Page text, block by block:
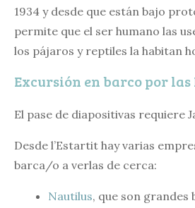
1934 y desde que están bajo
permite que el ser humano las
los pájaros y reptiles la habitan
Excursión en barco por las
El pase de diapositivas requiere
Desde l’Estartit hay varias
barca/o a verlas de cerca:
Nautilus, que son grandes